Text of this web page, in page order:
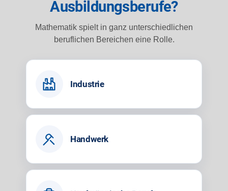
Ausbildungsberufe?
Mathematik spielt in ganz unterschiedlichen
beruflichen Bereichen eine Rolle.
Industrie
Handwerk